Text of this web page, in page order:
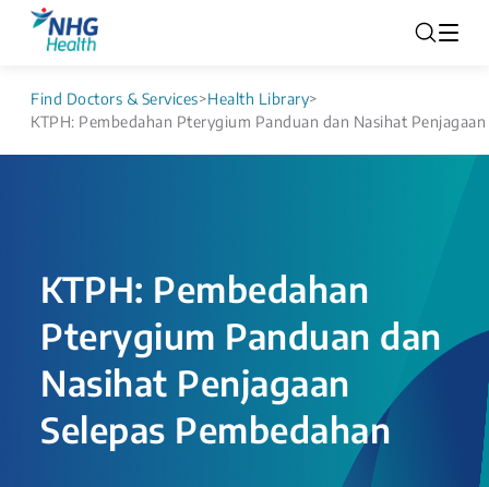
Find Doctors & Services>Health Library>
KTPH: Pembedahan Pterygium Panduan dan Nasihat Penjagaan
KTPH: Pembedahan
Pterygium Panduan dan
Nasihat Penjagaan
Selepas Pembedahan